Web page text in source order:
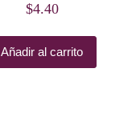
$4.40
Añadir al carrito